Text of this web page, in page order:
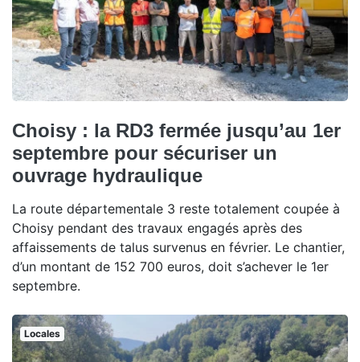
Choisy : la RD3 fermée jusqu’au 1er
septembre pour sécuriser un
ouvrage hydraulique
La route départementale 3 reste totalement coupée à
Choisy pendant des travaux engagés après des
affaissements de talus survenus en février. Le chantier,
d’un montant de 152 700 euros, doit s’achever le 1er
septembre.
Locales